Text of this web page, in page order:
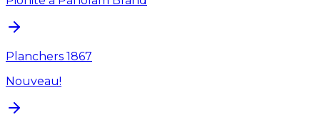
Planchers 1867
Nouveau!